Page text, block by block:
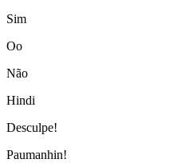
Sim
Oo
Não
Hindi
Desculpe!
Paumanhin!